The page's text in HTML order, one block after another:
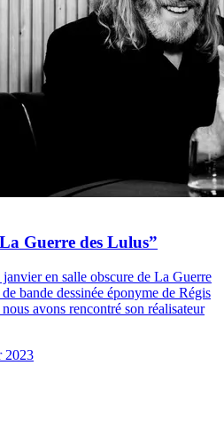
Guerre des Lulus”
en salle obscure de La Guerre
bande dessinée éponyme de Régis
avons rencontré son réalisateur
2023